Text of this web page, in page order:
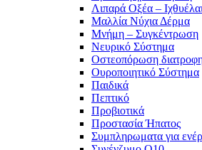
Λιπαρά Οξέα –
Μαλλία Νύχια Δέρμα
Μνήμη – Συγκέντρωση
Νευρικό Σύστημα
Οστεοπόρωση
Ουροποιητικό Σύστημα
Παιδικά
Πεπτικό
Προβιοτικά
Προστασία Ήπατος
Συμπληρωματα για